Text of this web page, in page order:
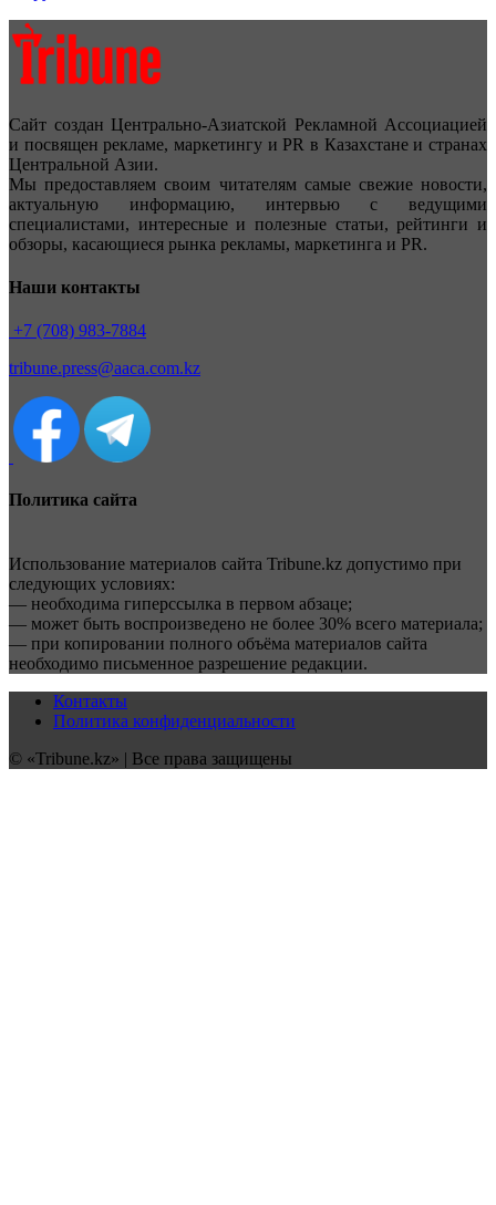
Сайт создан Центрально-Азиатской Рекламной Ассоциацией
и посвящен рекламе, маркетингу и PR в Казахстане и странах
Центральной Азии.
Мы предоставляем своим читателям самые свежие новости,
актуальную информацию, интервью с ведущими
специалистами, интересные и полезные статьи, рейтинги и
обзоры, касающиеся рынка рекламы, маркетинга и PR.
Наши контакты
+7 (708) 983-7884
tribune.press@aaca.com.kz
Политика сайта
Использование материалов сайта Tribune.kz допустимо при
следующих условиях:
— необходима гиперссылка в первом абзаце;
— может быть воспроизведено не более 30% всего материала;
— при копировании полного объёма материалов сайта
необходимо письменное разрешение редакции.
Контакты
Политика конфиденциальности
© «Tribune.kz» | Все права защищены